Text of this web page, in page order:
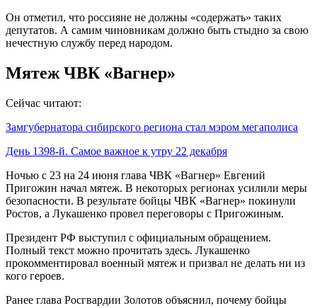
Он отметил, что россияне не должны «содержать» таких
депутатов. А самим чиновникам должно быть стыдно за свою
нечестную службу перед народом.
Мятеж ЧВК «Вагнер»
Сейчас читают:
Замгубернатора сибирского региона стал мэром мегаполиса
День 1398-й. Самое важное к утру 22 декабря
Ночью с 23 на 24 июня глава ЧВК «Вагнер» Евгений
Пригожин начал мятеж. В некоторых регионах усилили меры
безопасности. В результате бойцы ЧВК «Вагнер» покинули
Ростов, а Лукашенко провел переговоры с Пригожиным.
Президент РФ выступил с официальным обращением.
Полный текст можно прочитать здесь. Лукашенко
прокомментировал военный мятеж и призвал не делать ни из
кого героев.
Ранее глава Росгвардии Золотов объяснил, почему бойцы